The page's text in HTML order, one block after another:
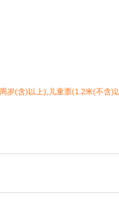
岁(含)以上),儿童票(1.2米(不含)